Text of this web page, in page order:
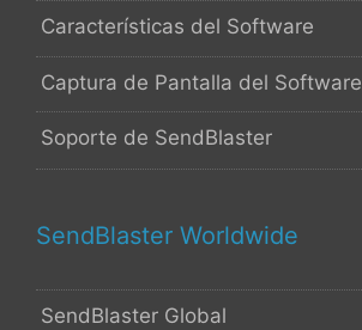
Características del Software
Captura de Pantalla del Software
Soporte de SendBlaster
SendBlaster Worldwide
SendBlaster Global